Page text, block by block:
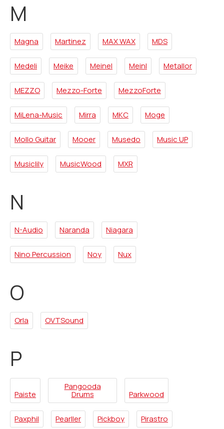
M
Magna Martinez MAX WAX MDS
Medeli Meike Meinel Meinl Metallor
MEZZO Mezzo-Forte MezzoForte
MiLena-Music Mirra MKC Moge
Mollo Guitar Mooer Musedo Music UP
Musiclily MusicWood MXR
N
N-Audio Naranda Niagara
Nino Percussion Noy Nux
O
Orla OVTSound
P
Paiste
Pangooda
Drums Parkwood
Paxphil Pearller Pickboy Pirastro